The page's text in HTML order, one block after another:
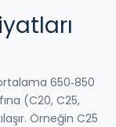
650‑850
(C20, C25,
Örneğin C25